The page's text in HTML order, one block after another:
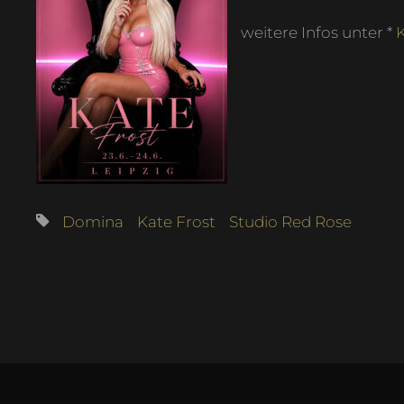
weitere Infos unter *
Domina Kate Frost Studio Red Rose